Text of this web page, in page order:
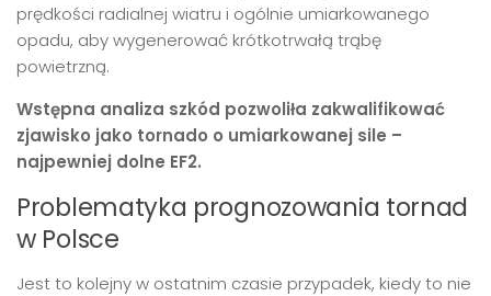
prędkości radialnej wiatru i ogólnie umiarkowanego
opadu, aby wygenerować krótkotrwałą trąbę
powietrzną.
Wstępna analiza szkód pozwoliła zakwalifikować
zjawisko jako tornado o umiarkowanej sile –
najpewniej dolne EF2.
Problematyka prognozowania tornad
w Polsce
Jest to kolejny w ostatnim czasie przypadek, kiedy to nie